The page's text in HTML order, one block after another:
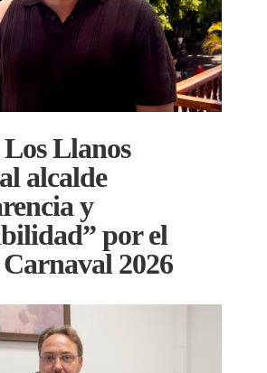
Llanos
alcalde
y
por el
Carnaval 2026